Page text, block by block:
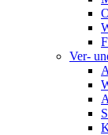
Ver-